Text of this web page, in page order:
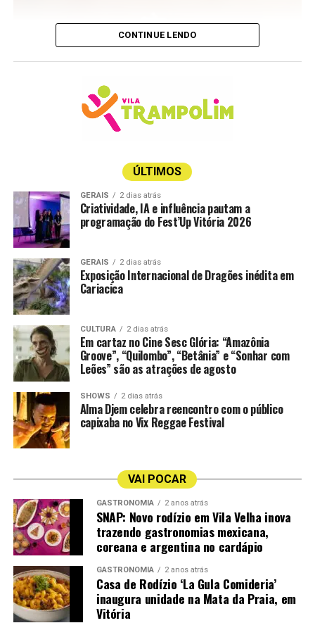
Bricco Dei Guazzi Gavi – produtor Piemonte; uva
Cortese; safra
Guru Branco 750 ml – produtor Wine & Soul Portugal,
Douro; uva Blend de Uvas Brancas Códega do Larinho,
Gouveio, Rabigato, Viosinho); safra 2023
uva Arinto, Gouveio Rabigato, Viosino; safra 2025
Quinta Carmo – produtor Bacalhoa Portugal; uva
Roupeiro, Antão Vaz, Arinto; safra 2023
Riporta Pecorino – produtor Fantini Itália; uva
Pecorino; safra 2024
Espumante
Champagne Jules Pierlot Premier Cru Millésimé Brut BR
750 ml – produtor Collery França, Champagne; uva
Chardonnay, Meunier, Pinot Noir; safra 2019
Trentino, Farroupilha/RS Brasil; uva Chardonnay e
Pinot Noir; safra S/SF
Espumante Esperanto – produtor Tenute Di Casalnuovo
Teviso; uva Glera; safra Indeterminada
Espumante Garibaldi VG Nature Blanc De Blanc –
produtor Serra Gaúcha; uva 100% Chardonnay; safra
Não Safrado
Puro Uno – produtor Puro Uno/Vale Do Uco; uva Pinot
Noir e Chardonnay; safra S/N
Vinho Sobremesa
No Espírito Santo, os consumidores podem encontrar
os novos sabores nas unidades da Gelato Borelli da Praia
do Canto e do Shopping Vitória, de acordo com a
disponibilidade de estoque.
CONTINUE LENDO
ÚLTIMOS
GERAIS 2 dias atrás
Criatividade, IA e influência pautam a
programação do Fest’Up Vitória 2026
GERAIS 2 dias atrás
Exposição Internacional de Dragões inédita em
Cariacica
CULTURA 2 dias atrás
Em cartaz no Cine Sesc Glória: “Amazônia
Groove”, “Quilombo”, “Betânia” e “Sonhar com
Leões” são as atrações de agosto
SHOWS 2 dias atrás
Alma Djem celebra reencontro com o público
capixaba no Vix Reggae Festival
VAI POCAR
GASTRONOMIA 2 anos atrás
SNAP: Novo rodízio em Vila Velha inova
trazendo gastronomias mexicana,
coreana e argentina no cardápio
GASTRONOMIA 2 anos atrás
Casa de Rodízio ‘La Gula Comideria’
inaugura unidade na Mata da Praia, em
Vitória